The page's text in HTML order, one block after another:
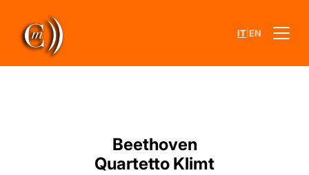
IT EN
Beethoven
Quartetto Klimt